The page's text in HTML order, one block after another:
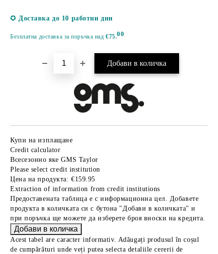
✪ Доставка до 10 работни дни
Безплатна доставка за поръчка над€75.00
Купи на изплащане
Credit calculator
Всесезонно яке GMS Taylor
Please select credit institution
Цена на продукта: €159.95
Extraction of information from credit institutions
Предоставената таблица е с информационна цел. Добавете
продукта в количката си с бутона "Добави в количката" и
при поръчка ще можете да изберете броя вноски на кредита.
Acest tabel are caracter informativ. Adăugați produsul în coșul
de cumpărături unde veți putea selecta detaliile cererii de